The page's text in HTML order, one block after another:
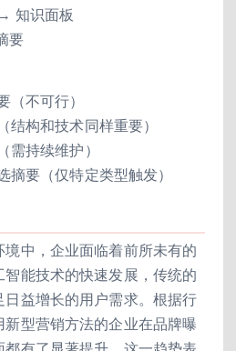
知识面板
要
（不可行）
结构和技术同样重要）
需持续维护）
摘要（仅特定类型触发）
中，企业面临着前所未有的
能技术的快速发展，传统的
日益增长的用户需求。根据行
新型营销方法的企业在品牌曝